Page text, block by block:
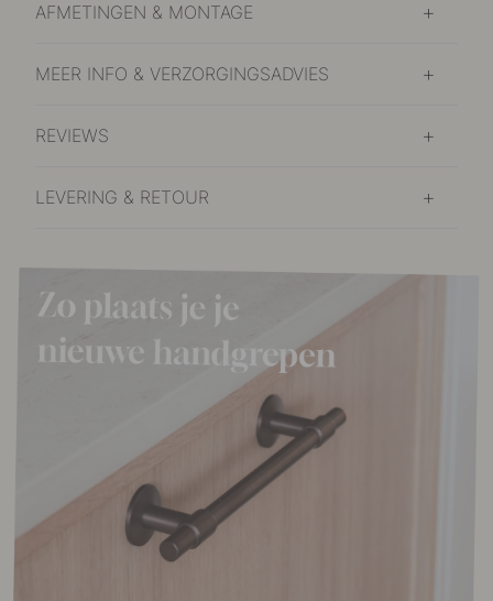
AFMETINGEN & MONTAGE
MEER INFO & VERZORGINGSADVIES
REVIEWS
LEVERING & RETOUR